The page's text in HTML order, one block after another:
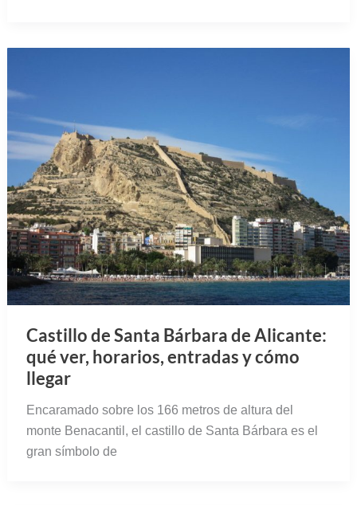
Castillo de Santa Bárbara de Alicante:
qué ver, horarios, entradas y cómo
llegar
Encaramado sobre los 166 metros de altura del
monte Benacantil, el castillo de Santa Bárbara es el
gran símbolo de